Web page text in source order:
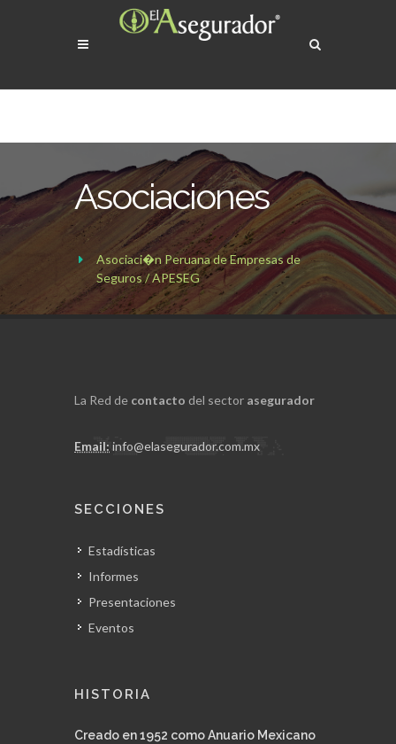
Asociaciones
Asociaci�n Peruana de Empresas de
Seguros / APESEG
La Red de contacto del sector asegurador
Email: info@elasegurador.com.mx
SECCIONES
Estadísticas
Informes
Presentaciones
Eventos
HISTORIA
Creado en 1952 como Anuario Mexicano